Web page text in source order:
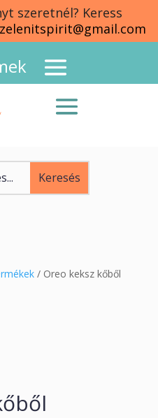
szeretnél? Keress
/ Oreo keksz kőből